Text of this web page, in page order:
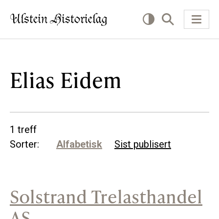
KVA VIL DU LESE OM?
Næring
Offentlig
SLIK KAN DU BIDRA
Elias Eidem
1 treff
Sorter:
Alfabetisk Sist publisert
Solstrand Trelasthandel